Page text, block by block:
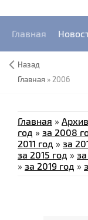
Главная
Назад
Главная » 2006
Главная »
год » за 2008
2011 год » за
за 2015 год »
» за 2019 год »